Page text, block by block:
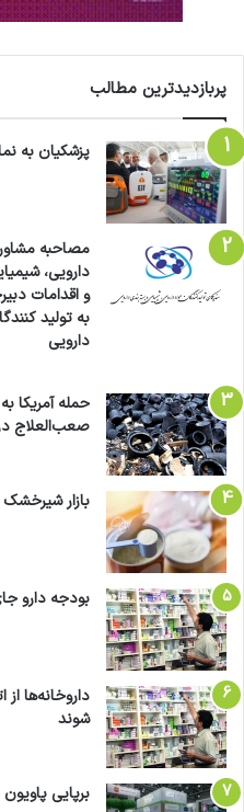
پربازدیدترین مطالب
پزشکیان به
مصاحبه
دارویی،
و اقدامات
به تولید
دارویی
حمله آمریکا
صعب‌العلاج
بازار
بودجه دارو
داروخانه‌ها
شوند
برپایی